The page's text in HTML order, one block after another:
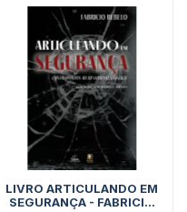
LIVRO ARTICULANDO EM
SEGURANÇA - FABRICIO